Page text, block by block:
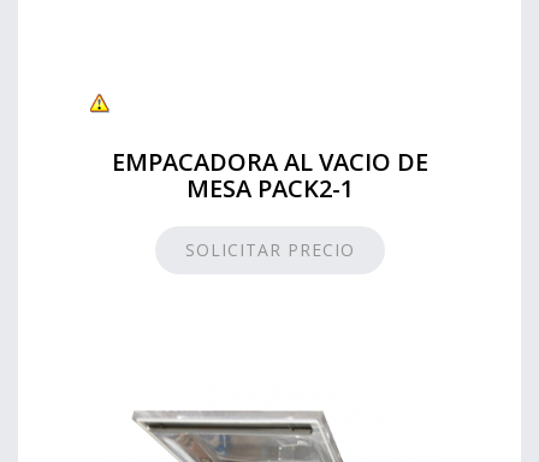
EMPACADORA AL VACIO DE
MESA PACK2-1
SOLICITAR PRECIO